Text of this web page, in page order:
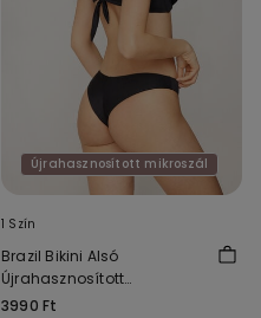
Újrahasznosított mikroszál
1 Szín
Brazil Bikini Alsó
Újrahasznosított
Mikroszálas Szövetből
3990 Ft